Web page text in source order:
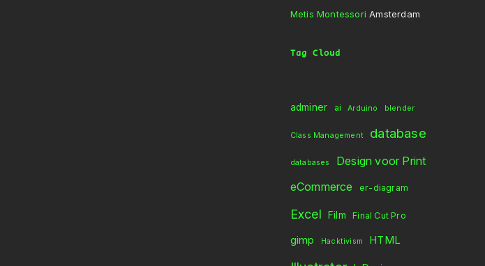
Metis MontessoriAmsterdam
Tag Cloud
adminer ai Arduino blender
Class Management database
databases
Design voor Print
eCommerce
er-diagram
Excel Film Final Cut Pro
gimp Hacktivism HTML